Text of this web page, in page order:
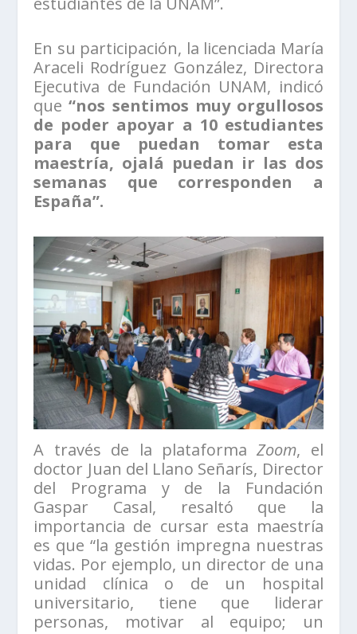
En su participación, la licenciada María
Araceli Rodríguez González, Directora
Ejecutiva de Fundación UNAM, indicó
que“nos sentimos muy orgullosos
de poder apoyar a 10 estudiantes
para que puedan tomar esta
maestría, ojalá puedan ir las dos
semanas que corresponden a
España”.
A través de la plataformaZoom, el
doctor Juan del Llano Señarís, Director
del Programa y de la Fundación
Gaspar Casal, resaltó que la
importancia de cursar esta maestría
es que “la gestión impregna nuestras
vidas. Por ejemplo, un director de una
unidad clínica o de un hospital
universitario, tiene que liderar
personas, motivar al equipo; un